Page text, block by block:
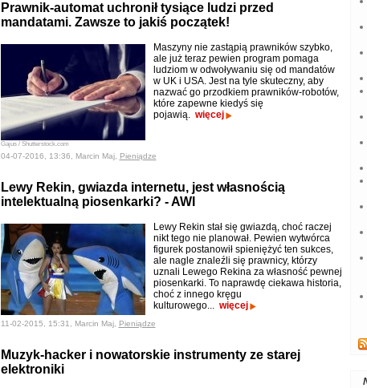
Prawnik-automat uchronił tysiące ludzi przed
mandatami. Zawsze to jakiś początek!
Gajus / Shutterstock.com
Maszyny nie zastąpią prawników szybko,
ale już teraz pewien program pomaga
ludziom w odwoływaniu się od mandatów
w UK i USA. Jest na tyle skuteczny, aby
nazwać go przodkiem prawników-robotów,
które zapewne kiedyś się
pojawią. więcej
04-07-2016, 13:36, Marcin Maj, Pieniądze
Lewy Rekin, gwiazda internetu, jest własnością
intelektualną piosenkarki? - AWI
Lewy Rekin stał się gwiazdą, choć raczej
nikt tego nie planował. Pewien wytwórca
figurek postanowił spieniężyć ten sukces,
ale nagle znaleźli się prawnicy, którzy
uznali Lewego Rekina za własność pewnej
piosenkarki. To naprawdę ciekawa historia,
choć z innego kręgu
kulturowego... więcej
11-02-2015, 15:31, Marcin Maj, Pieniądze
Muzyk-hacker i nowatorskie instrumenty ze starej
elektroniki